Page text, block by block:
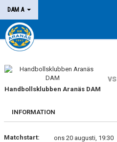
DAM A
HEM
NYHETER
KALENDER
MATCHER
KONTAKT
Handbollsklubben Aranäs DAM
vs
INFORMATION
Matchstart:
ons 20 augusti, 19:30